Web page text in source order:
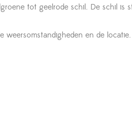
tot geelrode schil. De schil is
en de locatie.